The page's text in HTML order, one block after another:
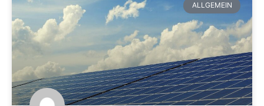
ALLGEMEIN